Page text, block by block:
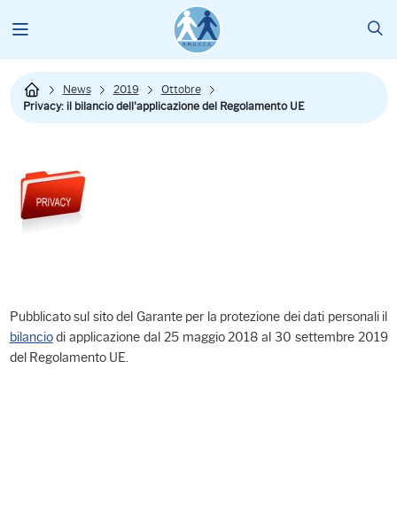
News 2019
Ottobre
Privacy: il bilancio dell'applicazione del Regolamento UE
Pubblicato sul sito del Garante per la protezione dei dati personali il
bilanciodi applicazione dal 25 maggio 2018 al 30 settembre 2019
del Regolamento UE.